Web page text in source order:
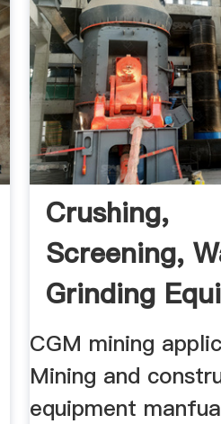
Crushing,
Screening,
Grinding
.
CGM mining
Mining and
equipment